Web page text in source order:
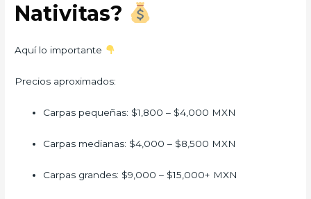
Nativitas?
Aquí lo importante
Precios aproximados:
Carpas pequeñas: $1,800 – $4,000 MXN
Carpas medianas: $4,000 – $8,500 MXN
Carpas grandes: $9,000 – $15,000+ MXN